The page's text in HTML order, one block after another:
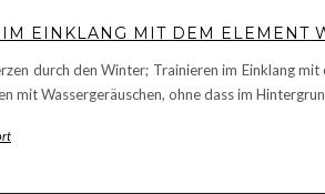
EINKLANG MIT DEM ELEMENT
durch den Winter; Trainieren im Einklang
mit Wassergeräuschen, ohne dass im